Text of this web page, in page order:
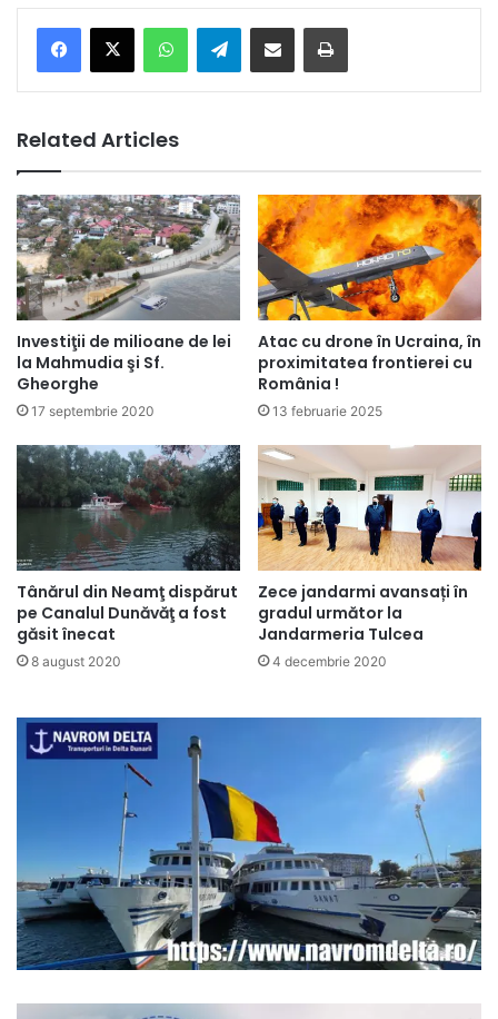
Telegram
Related Articles
Investiţii de milioane de lei
la Mahmudia şi Sf.
Gheorghe
17 septembrie 2020
Atac cu drone în Ucraina, în
proximitatea frontierei cu
România !
13 februarie 2025
Tânărul din Neamţ dispărut
pe Canalul Dunăvăţ a fost
găsit înecat
8 august 2020
Zece jandarmi avansați în
gradul următor la
Jandarmeria Tulcea
4 decembrie 2020